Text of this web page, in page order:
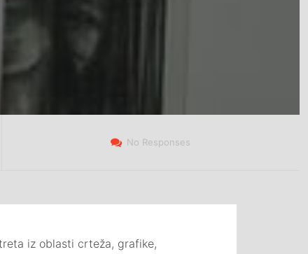
No Responses
iz oblasti crteža, grafike,